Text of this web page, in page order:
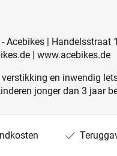
Acebikes | Handelsstraat
| www.acebikes.de
en inwendig
jonger dan 3 jaar